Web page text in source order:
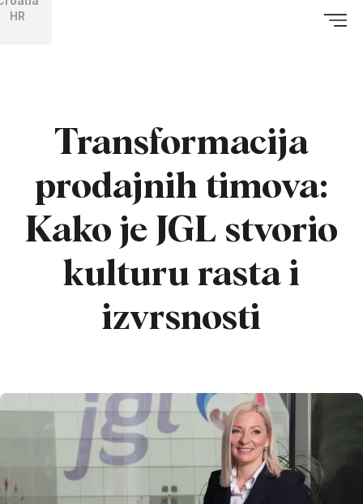
HR
Transformacija
prodajnih timova:
Kako je JGL stvorio
kulturu rasta i
izvrsnosti